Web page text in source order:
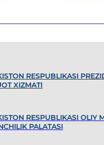
RESPUBLIKASI
XIZMATI
RESPUBLIKASI OLIY
PALATASI